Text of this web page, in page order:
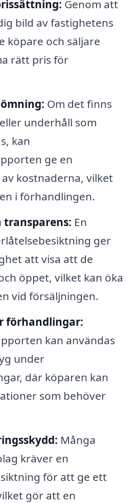
Genom att
bild av fastighetens
köpare och säljare
rätt pris för
Om det finns
underhåll som
kan
ge en
kostnaderna, vilket
i förhandlingen.
transparens: En
ger
att visa att de
öppet, vilket kan öka
vid försäljningen.
förhandlingar:
kan användas
under
där köparen kan
som behöver
Många
kräver en
för att ge ett
gör att en